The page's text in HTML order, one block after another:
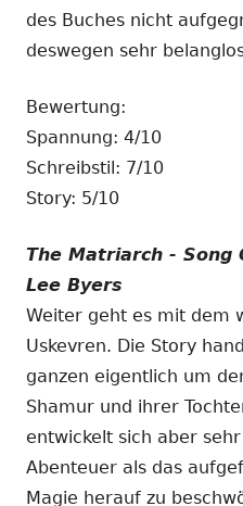
des Buches nicht
deswegen sehr
Bewertung:
Spannung: 4/10
Schreibstil: 7/10
Story: 5/10
The Matriarch - Song
Lee Byers
Weiter geht es mit dem
Uskevren. Die Story
ganzen eigentlich um
Shamur und ihrer
entwickelt sich aber
Abenteuer als das
Magie herauf zu